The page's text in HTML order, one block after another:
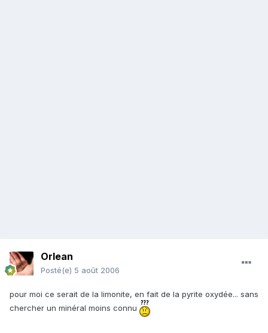
Orlean
Posté(e) 5 août 2006
pour moi ce serait de la limonite, en fait de la pyrite oxydée... sans
chercher un minéral moins connu